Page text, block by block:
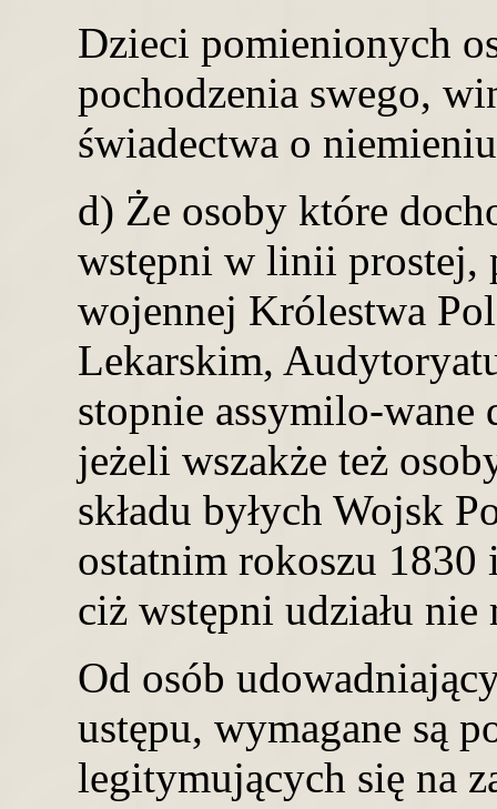
Dzieci pomienionych
pochodzenia swego,
świadectwa o
d) Że osoby które
wstępni w linii prostej,
wojennej Królestwa
Lekarskim,
stopnie assymilo-wane
jeżeli wszakże też
składu byłych Wojsk
ostatnim rokoszu 1830
ciż wstępni udziału nie
Od osób
ustępu, wymagane są
legitymujących się na